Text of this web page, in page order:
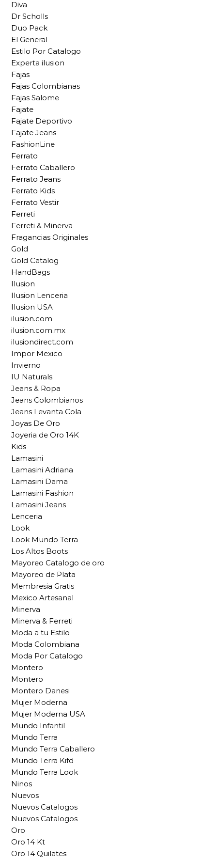
Diva
Dr Scholls
Duo Pack
El General
Estilo Por Catalogo
Experta ilusion
Fajas
Fajas Colombianas
Fajas Salome
Fajate
Fajate Deportivo
Fajate Jeans
FashionLine
Ferrato
Ferrato Caballero
Ferrato Jeans
Ferrato Kids
Ferrato Vestir
Ferreti
Ferreti & Minerva
Fragancias Originales
Gold
Gold Catalog
HandBags
Ilusion
Ilusion Lenceria
Ilusion USA
ilusion.com
ilusion.com.mx
ilusiondirect.com
Impor Mexico
Invierno
IU Naturals
Jeans & Ropa
Jeans Colombianos
Jeans Levanta Cola
Joyas De Oro
Joyeria de Oro 14K
Kids
Lamasini
Lamasini Adriana
Lamasini Dama
Lamasini Fashion
Lamasini Jeans
Lenceria
Look
Look Mundo Terra
Los Altos Boots
Mayoreo Catalogo de oro
Mayoreo de Plata
Membresia Gratis
Mexico Artesanal
Minerva
Minerva & Ferreti
Moda a tu Estilo
Moda Colombiana
Moda Por Catalogo
Montero
Montero
Montero Danesi
Mujer Moderna
Mujer Moderna USA
Mundo Infantil
Mundo Terra
Mundo Terra Caballero
Mundo Terra Kifd
Mundo Terra Look
Ninos
Nuevos
Nuevos Catalogos
Nuevos Catalogos
Oro
Oro 14 Kt
Oro 14 Quilates